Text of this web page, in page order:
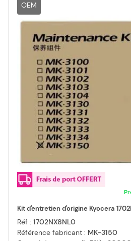
OEM
Kit d'entretien d'origine Kyocera
Réf : 1702NX8NL0
Référence fabricant : MK-3150